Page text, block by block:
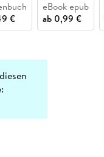
€
eBook epub
ab 0,99 €